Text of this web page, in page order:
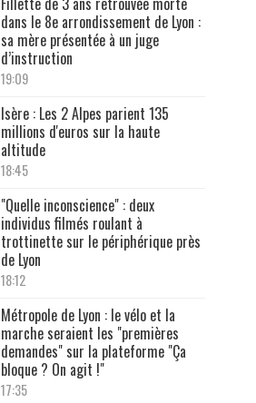
dans le 8e arrondissement de Lyon :
sa mère présentée à un juge
d’instruction
19:09
Isère : Les 2 Alpes parient 135
millions d'euros sur la haute
altitude
18:45
"Quelle inconscience" : deux
individus filmés roulant à
trottinette sur le périphérique près
de Lyon
18:12
Métropole de Lyon : le vélo et la
marche seraient les "premières
demandes" sur la plateforme "Ça
bloque ? On agit !"
17:35